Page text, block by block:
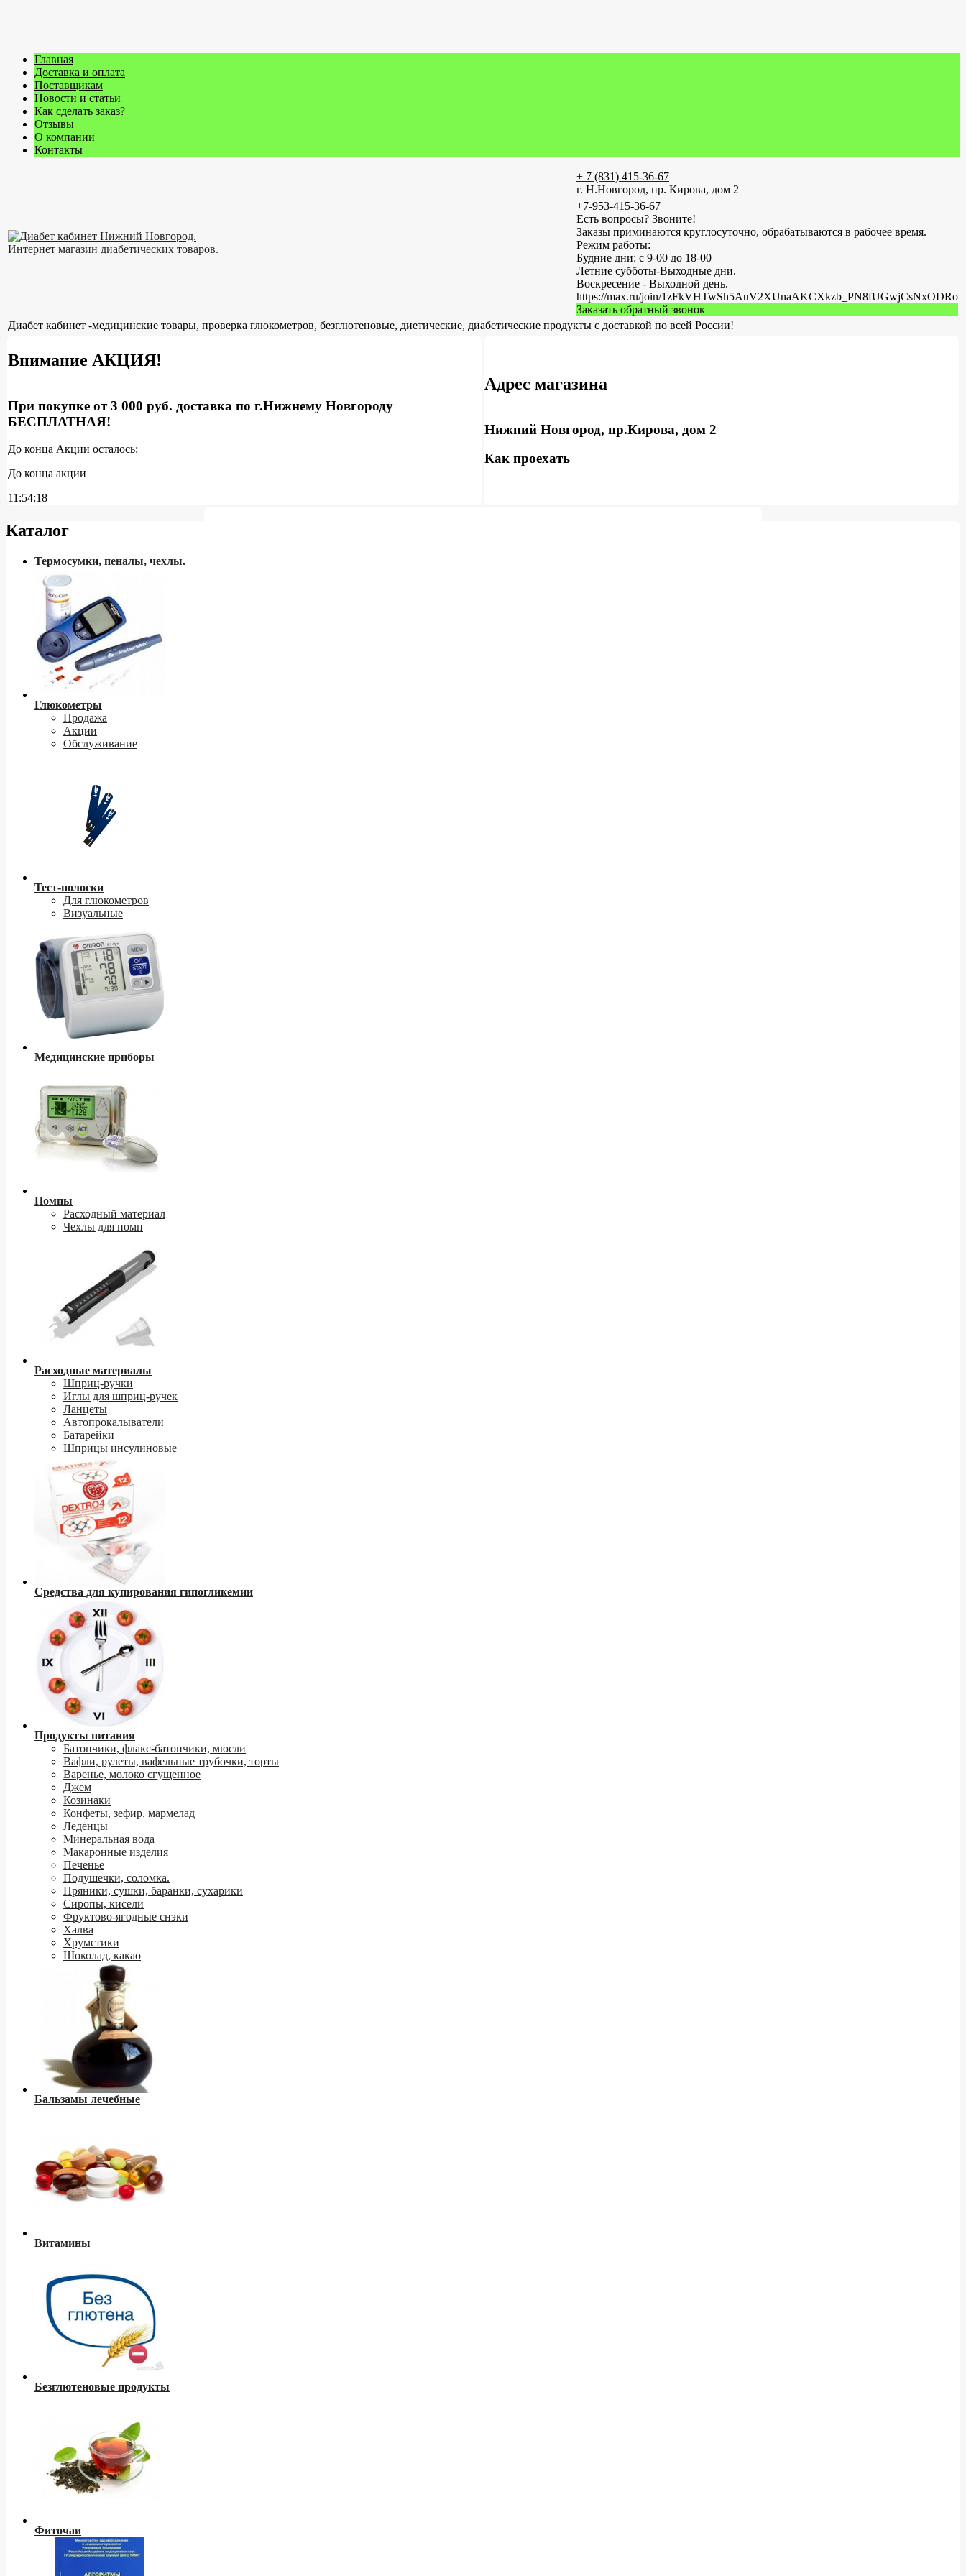
Главная
Доставка и оплата
Поставщикам
Новости и статьи
Как сделать заказ?
Отзывы
О компании
Контакты
+ 7 (831) 415-36-67
г. Н.Новгород, пр. Кирова, дом 2
+7-953-415-36-67
Есть вопросы? Звоните!
Заказы приминаются круглосуточно, обрабатываются в рабочее время.
Режим работы:
Будние дни: с 9-00 до 18-00
Летние субботы-Выходные дни.
Воскресение - Выходной день.
https://max.ru/join/1zFkVHTwSh5AuV2XUnaAKCXkzb_PN8fUGwjCsNxODRo
Заказать обратный звонок
Диабет кабинет -медицинские товары, проверка глюкометров, безглютеновые, диетические, диабетические продукты с доставкой по всей России!
Внимание АКЦИЯ!
При покупке от 3 000 руб. доставка по г.Нижнему Новгороду
БЕСПЛАТНАЯ!
До конца Акции осталось:
До конца акции
11:54:17
Адрес магазина
Нижний Новгород, пр.Кирова, дом 2
Как проехать
Каталог
Термосумки, пеналы, чехлы.
Глюкометры
Продажа
Акции
Обслуживание
Тест-полоски
Для глюкометров
Визуальные
Медицинские приборы
Помпы
Расходный материал
Чехлы для помп
Расходные материалы
Шприц-ручки
Иглы для шприц-ручек
Ланцеты
Автопрокалыватели
Батарейки
Шприцы инсулиновые
Средства для купирования гипогликемии
Продукты питания
Батончики, флакс-батончики, мюсли
Вафли, рулеты, вафельные трубочки, торты
Варенье, молоко сгущенное
Джем
Козинаки
Конфеты, зефир, мармелад
Леденцы
Минеральная вода
Макаронные изделия
Печенье
Подушечки, соломка.
Пряники, сушки, баранки, сухарики
Сиропы, кисели
Фруктово-ягодные снэки
Халва
Хрумстики
Шоколад, какао
Бальзамы лечебные
Витамины
Безглютеновые продукты
Фиточаи